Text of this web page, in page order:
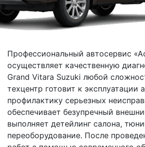
Профессиональный автосервис
осуществляет качественную
Grand Vitara Suzuki любой
техцентр готовит к эксплуатации
профилактику серьезных
обеспечивает безупречный
выполняет детейлинг салона,
переоборудование. После